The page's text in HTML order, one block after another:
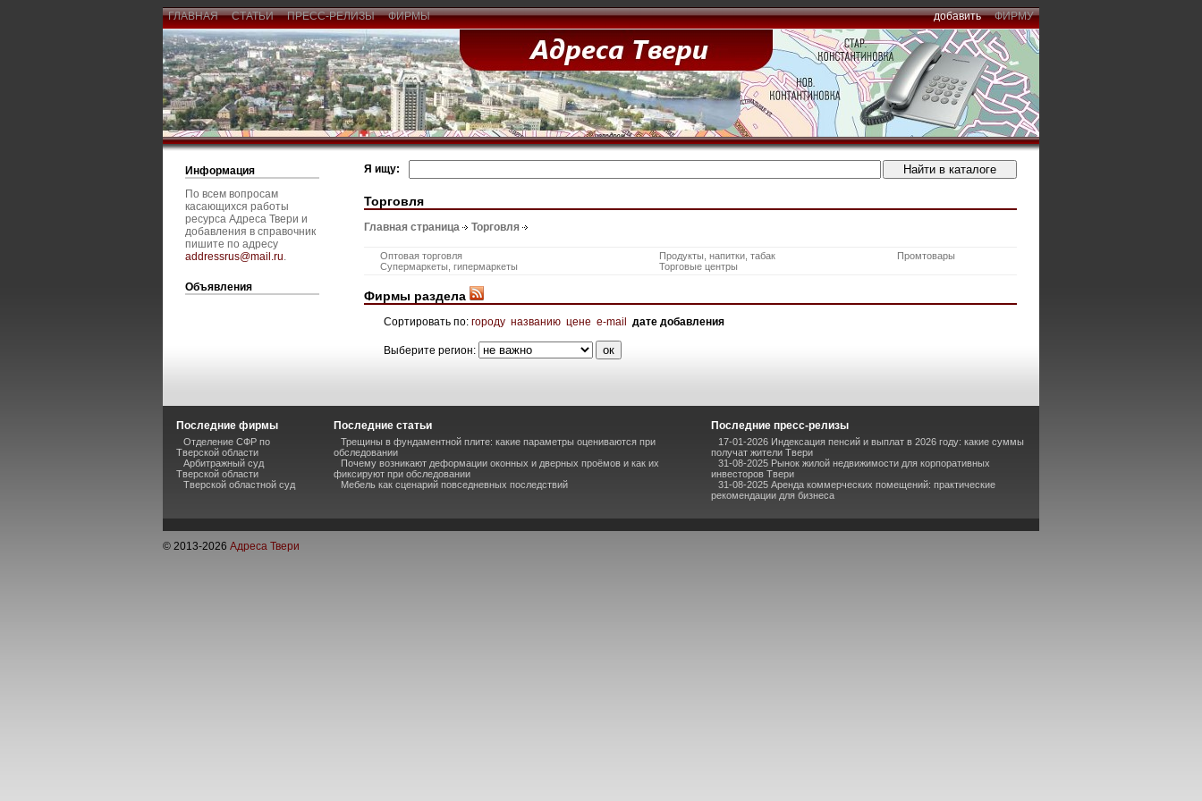
ГЛАВНАЯ СТАТЬИ ПРЕСС-РЕЛИЗЫ ФИРМЫ добавить ФИРМУ
Информация
По всем вопросам
касающихся работы
ресурса Адреса Твери и
добавления в справочник
пишите по адресу
addressrus@mail.ru.
Объявления
Я ищу:
Торговля
Главная страница Торговля
Оптовая торговля Продукты, напитки, табак
Промтовары
Супермаркеты, гипермаркеты
Торговые центры
Фирмы раздела
Сортировать по: городу названию цене e-mail дате добавления
Выберите регион:
Последние фирмы
Отделение СФР по
Тверской области
Арбитражный суд
Тверской области
Тверской областной суд
Последние статьи
Трещины в фундаментной плите: какие параметры оцениваются при
обследовании
Почему возникают деформации оконных и дверных проёмов и как их
фиксируют при обследовании
Мебель как сценарий повседневных последствий
Последние пресс-релизы
17-01-2026 Индексация пенсий и выплат в 2026 году: какие суммы
получат жители Твери
31-08-2025 Рынок жилой недвижимости для корпоративных
инвесторов Твери
31-08-2025 Аренда коммерческих помещений: практические
рекомендации для бизнеса
© 2013-2026 Адреса Твери